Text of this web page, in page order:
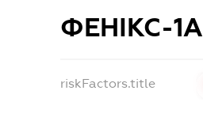
ФЕНІКС-1А
riskFactors.title